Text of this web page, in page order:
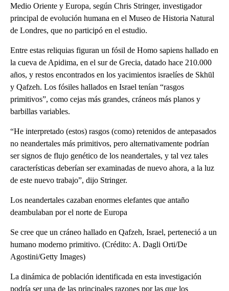
Medio Oriente y Europa, según Chris Stringer, investigador
principal de evolución humana en el Museo de Historia Natural
de Londres, que no participó en el estudio.
Entre estas reliquias figuran un fósil de Homo sapiens hallado en
la cueva de Apidima, en el sur de Grecia, datado hace 210.000
años, y restos encontrados en los yacimientos israelíes de Skhūl
y Qafzeh. Los fósiles hallados en Israel tenían “rasgos
primitivos”, como cejas más grandes, cráneos más planos y
barbillas variables.
“He interpretado (estos) rasgos (como) retenidos de antepasados
no neandertales más primitivos, pero alternativamente podrían
ser signos de flujo genético de los neandertales, y tal vez tales
características deberían ser examinadas de nuevo ahora, a la luz
de este nuevo trabajo”, dijo Stringer.
Los neandertales cazaban enormes elefantes que antaño
deambulaban por el norte de Europa
Se cree que un cráneo hallado en Qafzeh, Israel, perteneció a un
humano moderno primitivo. (Crédito: A. Dagli Orti/De
Agostini/Getty Images)
La dinámica de población identificada en esta investigación
podría ser una de las principales razones por las que los